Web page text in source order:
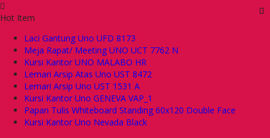
Hot Item
Laci Gantung Uno UFD 8173
Meja Rapat/ Meeting UNO UCT 7762 N
Kursi Kantor UNO MALABO HR
Lemari Arsip Atas Uno UST 8472
Lemari Arsip Uno UST 1531 A
Kursi Kantor Uno GENEVA VAP_1
Papan Tulis Whiteboard Standing 60x120 Double Face
Kursi Kantor Uno Nevada Black